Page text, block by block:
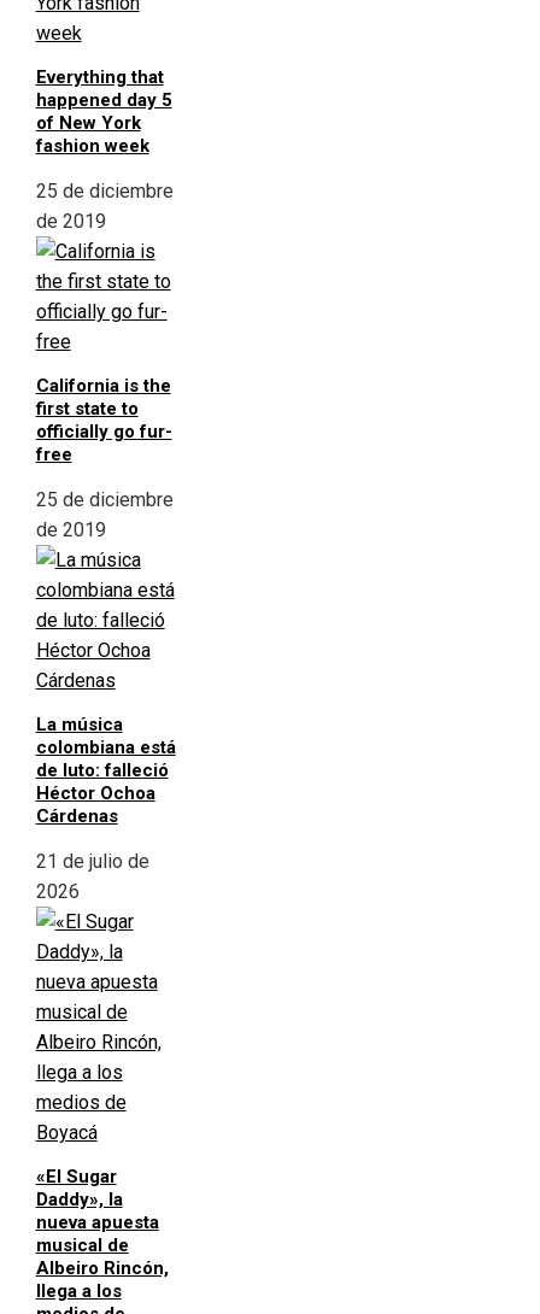
Everything that
happened day 5
of New York
fashion week
25 de diciembre
de 2019
California is the
first state to
officially go fur-
free
25 de diciembre
de 2019
La música
colombiana está
de luto: falleció
Héctor Ochoa
Cárdenas
21 de julio de
2026
«El Sugar
Daddy», la
nueva apuesta
musical de
Albeiro Rincón,
llega a los